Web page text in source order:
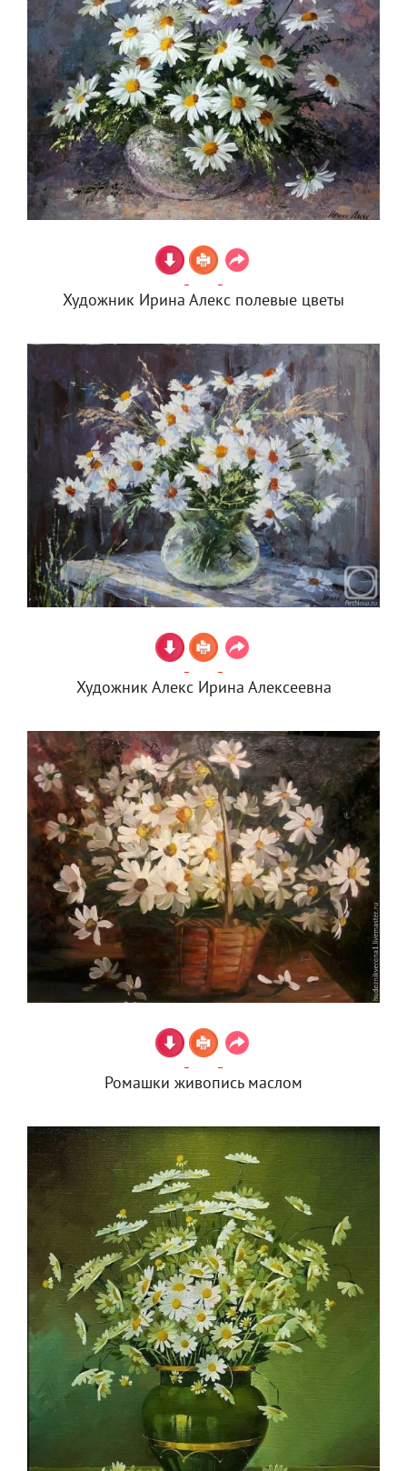
Художник Ирина Алекс полевые цветы
Художник Алекс Ирина Алексеевна
Ромашки живопись маслом